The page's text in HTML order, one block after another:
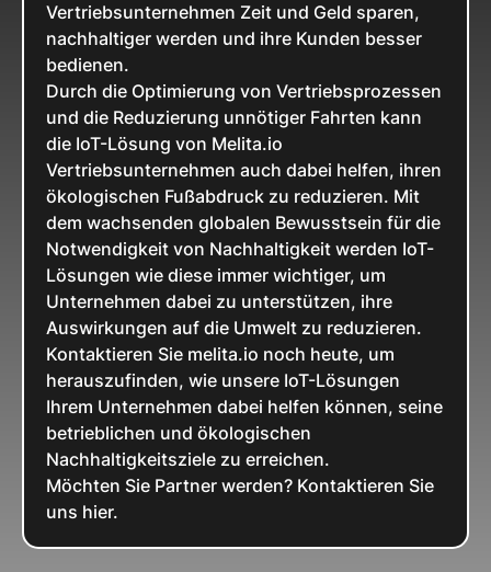
Vertriebsunternehmen Zeit und Geld sparen,
nachhaltiger werden und ihre Kunden besser
bedienen.
Durch die Optimierung von Vertriebsprozessen
und die Reduzierung unnötiger Fahrten kann
die IoT-Lösung von Melita.io
Vertriebsunternehmen auch dabei helfen, ihren
ökologischen Fußabdruck zu reduzieren. Mit
dem wachsenden globalen Bewusstsein für die
Notwendigkeit von Nachhaltigkeit werden IoT-
Lösungen wie diese immer wichtiger, um
Unternehmen dabei zu unterstützen, ihre
Auswirkungen auf die Umwelt zu reduzieren.
Kontaktieren Sie melita.io noch heute, um
herauszufinden, wie unsere IoT-Lösungen
Ihrem Unternehmen dabei helfen können, seine
betrieblichen und ökologischen
Nachhaltigkeitsziele zu erreichen.
Möchten Sie Partner werden? Kontaktieren Sie
uns hier.